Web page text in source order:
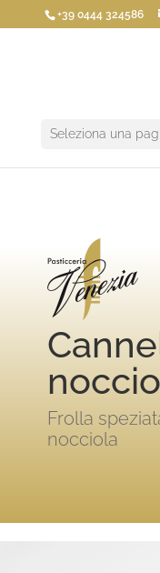
+39 0444 324586
Seleziona una
Frolla
nocciola